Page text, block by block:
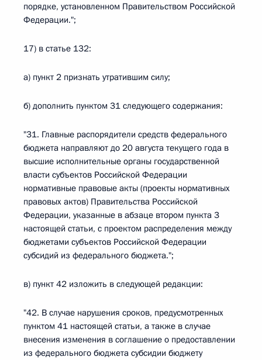
порядке, установленном Правительством Российской
Федерации.";
17) в статье 132:
а) пункт 2 признать утратившим силу;
б) дополнить пунктом 31 следующего содержания:
"31. Главные распорядители средств федерального
бюджета направляют до 20 августа текущего года в
высшие исполнительные органы государственной
власти субъектов Российской Федерации
нормативные правовые акты (проекты нормативных
правовых актов) Правительства Российской
Федерации, указанные в абзаце втором пункта 3
настоящей статьи, с проектом распределения между
бюджетами субъектов Российской Федерации
субсидий из федерального бюджета.";
в) пункт 42 изложить в следующей редакции:
"42. В случае нарушения сроков, предусмотренных
пунктом 41 настоящей статьи, а также в случае
внесения изменения в соглашение о предоставлении
из федерального бюджета субсидии бюджету